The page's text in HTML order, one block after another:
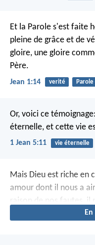
Et la Parole s'est faite
pleine de grâce et de
gloire, une gloire
Père.
Jean 1:14 verité
Or, voici ce
éternelle, et cette vie
1 Jean 5:11 vie éternelle
Mais Dieu est riche en
amour dont il nous a
raison de nos fautes, il
– c’est par grâce que